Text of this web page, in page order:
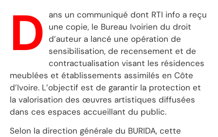
D ans un communiqué dont RTI info a reçu
une copie, le Bureau Ivoirien du droit
d’auteur a lancé une opération de
sensibilisation, de recensement et de
contractualisation visant les résidences
meublées et établissements assimilés en Côte
d’Ivoire. L’objectif est de garantir la protection et
la valorisation des œuvres artistiques diffusées
dans ces espaces accueillant du public.
Selon la direction générale du BURIDA, cette